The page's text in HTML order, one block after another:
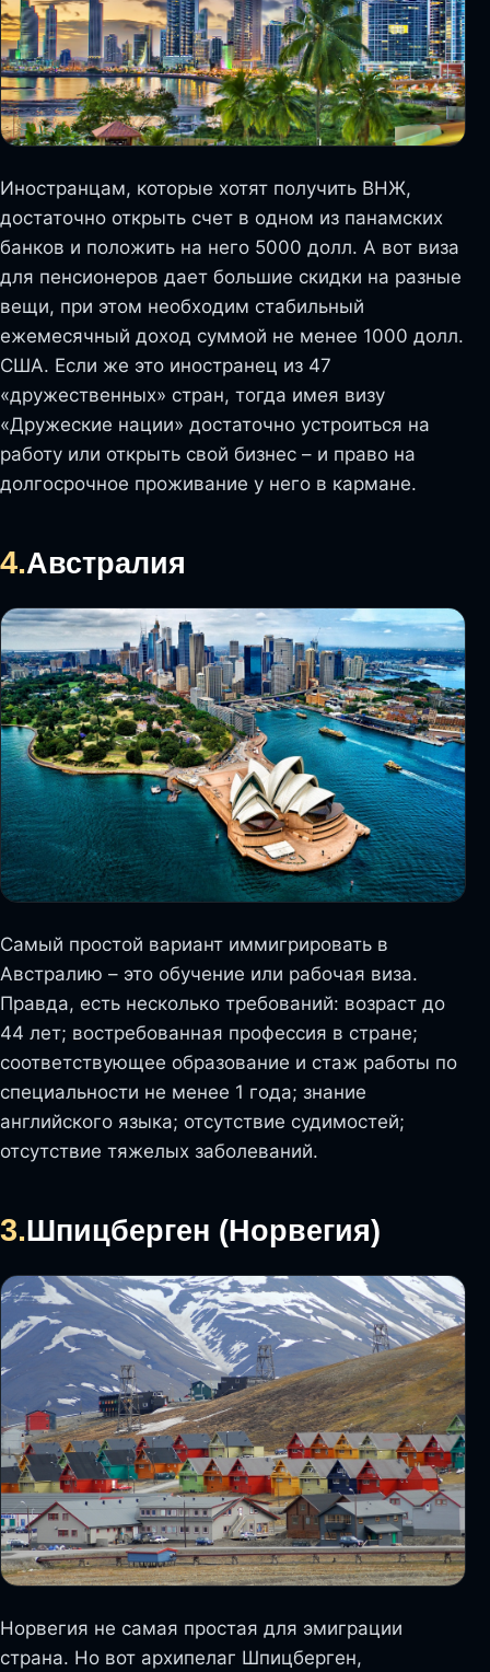
Иностранцам, которые хотят получить ВНЖ,
достаточно открыть счет в одном из панамских
банков и положить на него 5000 долл. А вот виза
для пенсионеров дает большие скидки на разные
вещи, при этом необходим стабильный
ежемесячный доход суммой не менее 1000 долл.
США. Если же это иностранец из 47
«дружественных» стран, тогда имея визу
«Дружеские нации» достаточно устроиться на
работу или открыть свой бизнес – и право на
долгосрочное проживание у него в кармане.
4.Австралия
Самый простой вариант иммигрировать в
Австралию – это обучение или рабочая виза.
Правда, есть несколько требований: возраст до
44 лет; востребованная профессия в стране;
соответствующее образование и стаж работы по
специальности не менее 1 года; знание
английского языка; отсутствие судимостей;
отсутствие тяжелых заболеваний.
3.Шпицберген (Норвегия)
Норвегия не самая простая для эмиграции
страна. Но вот архипелаг Шпицберген,